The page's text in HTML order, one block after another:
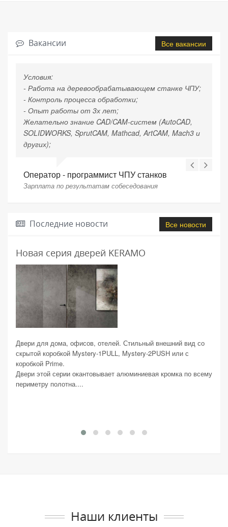
Вакансии Все вакансии
Условия:
- Работа на деревообрабатывающем станке ЧПУ;
- Контроль процесса обработки;
- Опыт работы от 3х лет;
Желательно знание CAD/CAM-систем (AutoCAD,
SOLIDWORKS, SprutCAM, Mathcad, ArtCAM, Mach3 и
других);
Оператор - программист ЧПУ станков
Зарплата по результатам собеседования
Последние новости Все новости
Новая серия дверей KERAMO
Двери для дома, офисов, отелей. Стильный внешний вид со
скрытой коробкой Mystery-1PULL, Mystery-2PUSH или с
коробкой Prime.
Двери этой серии окантовывает алюминиевая кромка по всему
периметру полотна....
Наши клиенты